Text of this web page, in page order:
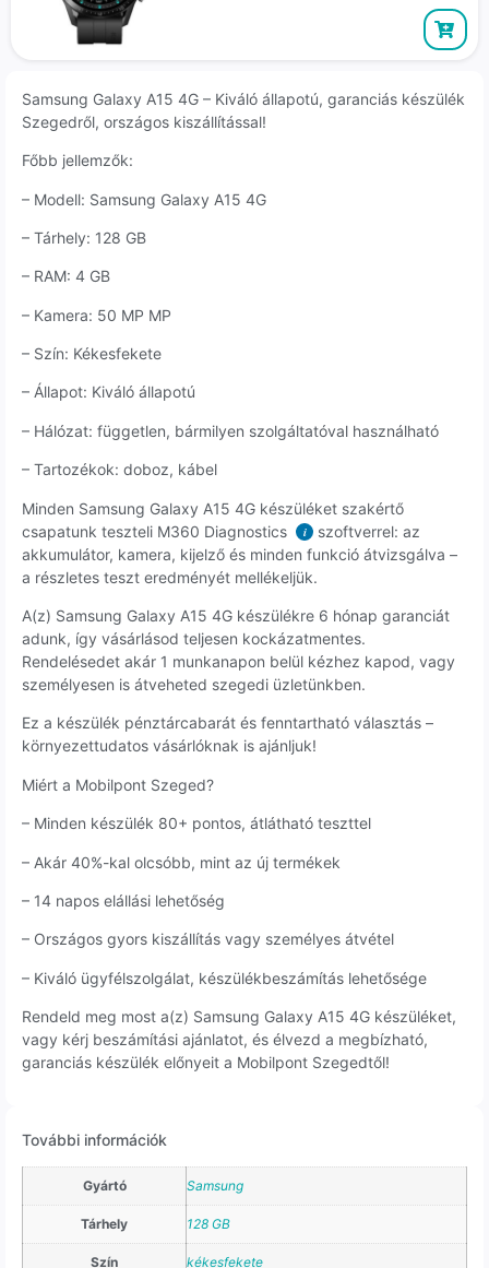
Samsung Galaxy A15 4G – Kiváló állapotú, garanciás készülék
Szegedről, országos kiszállítással!
Főbb jellemzők:
– Modell: Samsung Galaxy A15 4G
– Tárhely: 128 GB
– RAM: 4 GB
– Kamera: 50 MP MP
– Szín: Kékesfekete
– Állapot: Kiváló állapotú
– Hálózat: független, bármilyen szolgáltatóval használható
– Tartozékok: doboz, kábel
Minden Samsung Galaxy A15 4G készüléket szakértő
csapatunk teszteli M360 Diagnostics
i
szoftverrel: az
akkumulátor, kamera, kijelző és minden funkció átvizsgálva –
a részletes teszt eredményét mellékeljük.
A(z) Samsung Galaxy A15 4G készülékre 6 hónap garanciát
adunk, így vásárlásod teljesen kockázatmentes.
Rendelésedet akár 1 munkanapon belül kézhez kapod, vagy
személyesen is átveheted szegedi üzletünkben.
Ez a készülék pénztárcabarát és fenntartható választás –
környezettudatos vásárlóknak is ajánljuk!
Miért a Mobilpont Szeged?
– Minden készülék 80+ pontos, átlátható teszttel
– Akár 40%-kal olcsóbb, mint az új termékek
– 14 napos elállási lehetőség
– Országos gyors kiszállítás vagy személyes átvétel
– Kiváló ügyfélszolgálat, készülékbeszámítás lehetősége
Rendeld meg most a(z) Samsung Galaxy A15 4G készüléket,
vagy kérj beszámítási ajánlatot, és élvezd a megbízható,
garanciás készülék előnyeit a Mobilpont Szegedtől!
További információk
Gyártó Samsung
Tárhely 128 GB
Szín kékesfekete